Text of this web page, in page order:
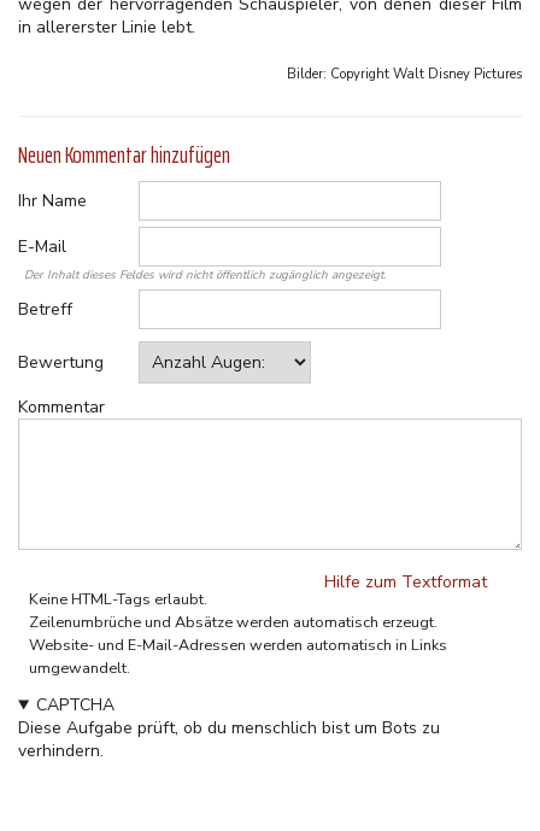
in allererster Linie lebt.
Bilder: Copyright Walt Disney Pictures
Neuen Kommentar hinzufügen
Ihr Name
E-Mail
Der Inhalt dieses Feldes wird nicht öffentlich zugänglich angezeigt.
Betreff
Bewertung
Kommentar
Hilfe zum Textformat
Keine HTML-Tags erlaubt.
Zeilenumbrüche und Absätze werden automatisch erzeugt.
Website- und E-Mail-Adressen werden automatisch in Links
umgewandelt.
CAPTCHA
Diese Aufgabe prüft, ob du menschlich bist um Bots zu
verhindern.